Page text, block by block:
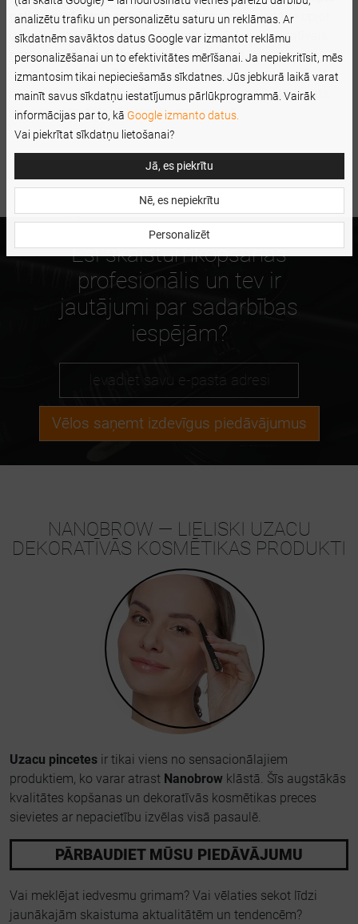
gali un perfektais satvēriensnodrošina precizitāti kopjot
uzacis, bez jebkādām diskomforta sajūtām. Kvalitatīvais
nerūsējošais tēraudsir papildu ieguvums, kas atvieglo
pincešu kopšanu. Tās var mazgāt ar siltu ūdeni un žāvēt
bez raizēm. Nanobrow Tweezers ir uzticams instruments,
kas vienmēr jāglabā kosmētikas somiņā.
Esi skaistumkopšanas
profesionālis un tev ir
jautājumi par sadarbības
iespējām?
Vēlos saņemt izdevīgus piedāvājumus
NANOBROW — LIELISKI UZACU
DEKORATĪVĀS KOSMĒTIKAS PRODUKTI
Uzacu pincetes ir tikai viens no sensacionālajiem
produktiem, ko varar atrast Nanobrow klāstā. Šīs augstākās
kvalitātes kopšanas un dekoratīvās kosmētikas preces
sievietes ar nepacietību izvēlas visā pasaulē.
PĀRBAUDIET MŪSU PIEDĀVĀJUMU
Vai meklējat iedvesmu grimam? Vai vēlaties sekot līdzi
jaunākajām skaistuma aktualitātēm un tendencēm?
analizētu trafiku un personalizētu saturu un reklāmas. Ar
sīkdatnēm savāktos datus Google var izmantot reklāmu
personalizēšanai un to efektivitātes mērīšanai. Ja nepiekritīsit, mēs
izmantosim tikai nepieciešamās sīkdatnes. Jūs jebkurā laikā varat
mainīt savus sīkdatņu iestatījumus pārlūkprogrammā. Vairāk
informācijas par to, kā Google izmanto datus.
Vai piekrītat sīkdatņu lietošanai?
Jā, es piekrītu
Nē, es nepiekrītu
Personalizēt